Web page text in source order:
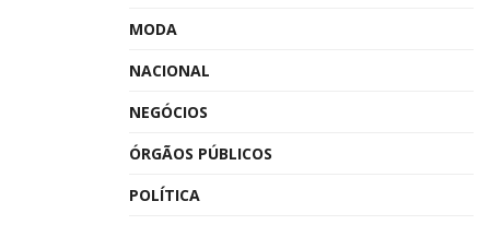
MODA
NACIONAL
NEGÓCIOS
ÓRGÃOS PÚBLICOS
POLÍTICA